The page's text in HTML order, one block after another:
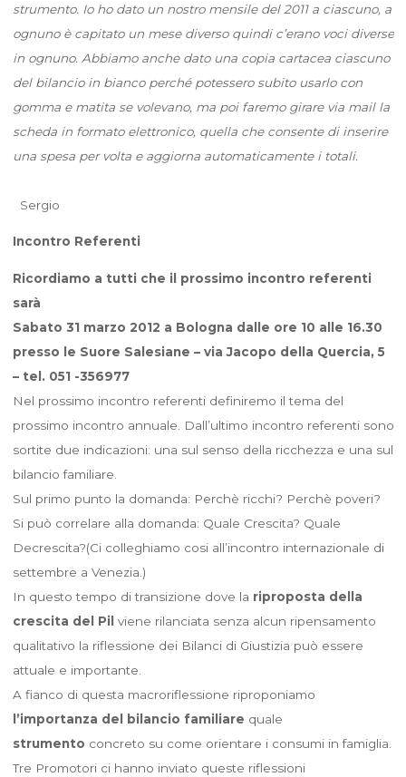
strumento. Io ho dato un nostro mensile del 2011 a ciascuno, a
ognuno è capitato un mese diverso quindi c’erano voci diverse
in ognuno. Abbiamo anche dato una copia cartacea ciascuno
del bilancio in bianco perché potessero subito usarlo con
gomma e matita se volevano, ma poi faremo girare via mail la
scheda in formato elettronico, quella che consente di inserire
una spesa per volta e aggiorna automaticamente i totali.
Sergio
Incontro Referenti
Ricordiamo a tutti che il prossimo incontro referenti
sarà
Sabato 31 marzo 2012 a Bologna dalle ore 10 alle 16.30
presso le Suore Salesiane – via Jacopo della Quercia, 5
– tel. 051 -356977
Nel prossimo incontro referenti definiremo il tema del
prossimo incontro annuale. Dall’ultimo incontro referenti sono
sortite due indicazioni: una sul senso della ricchezza e una sul
bilancio familiare.
Sul primo punto la domanda: Perchè ricchi? Perchè poveri?
Si può correlare alla domanda: Quale Crescita? Quale
Decrescita?(Ci colleghiamo cosi all’incontro internazionale di
settembre a Venezia.)
In questo tempo di transizione dove la riproposta della
crescita del Pil viene rilanciata senza alcun ripensamento
qualitativo la riflessione dei Bilanci di Giustizia può essere
attuale e importante.
A fianco di questa macroriflessione riproponiamo
l’importanza del bilancio familiare quale
strumento concreto su come orientare i consumi in famiglia.
Tre Promotori ci hanno inviato queste riflessioni